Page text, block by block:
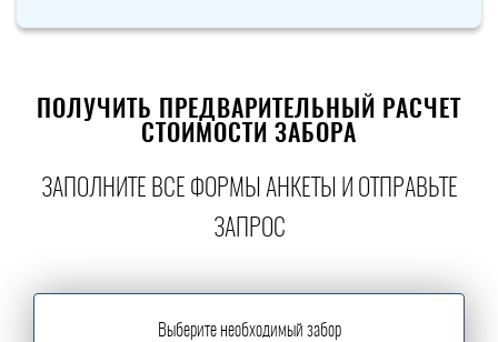
ПОЛУЧИТЬ ПРЕДВАРИТЕЛЬНЫЙ РАСЧЕТ
СТОИМОСТИ ЗАБОРА
ЗАПОЛНИТЕ ВСЕ ФОРМЫ АНКЕТЫ И ОТПРАВЬТЕ
ЗАПРОС
Выберите необходимый забор